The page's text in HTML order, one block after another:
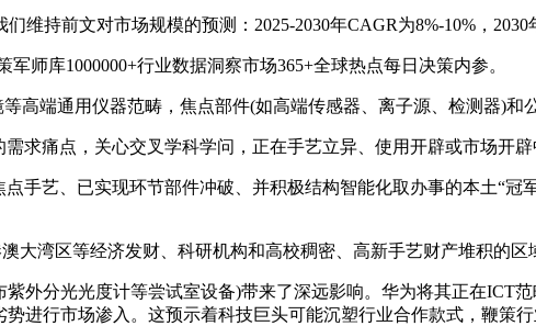
持前文对市场规模的预测：2025-2030年CAGR为8%-10%，2030
库1000000+行业数据洞察市场365+全球热点每日决策内参。
端通用仪器范畴，焦点部件(如高端传感器、离子源、检测器)和
痛点，关心交叉学科学问，正在手艺立异、使用开辟或市场开辟
艺、已实现环节部件冲破、并积极结构智能化取办事的本土“冠
湾区等经济发财、科研机构和高校稠密、高新手艺财产堆积的区
分光光度计等尝试室设备)带来了深远影响。华为将其正在ICT
进行市场渗入。这预示着科技巨头可能沉塑行业合作款式，鞭策行